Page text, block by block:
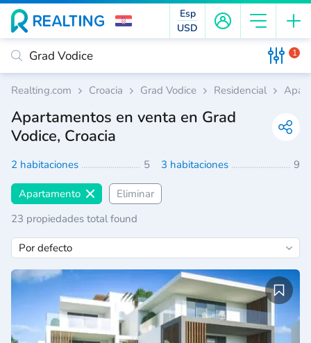
Esp
USD
1
Realting.com Croacia Grad Vodice Residencial
Apartamentos en venta en Grad
Vodice, Croacia
2 habitaciones 5 3 habitaciones 9
Apartamento
Eliminar
23 propiedades total found